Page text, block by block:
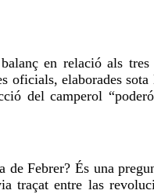
en relació als
oficials, elaborades
del camperol
Febrer? És una
entre las